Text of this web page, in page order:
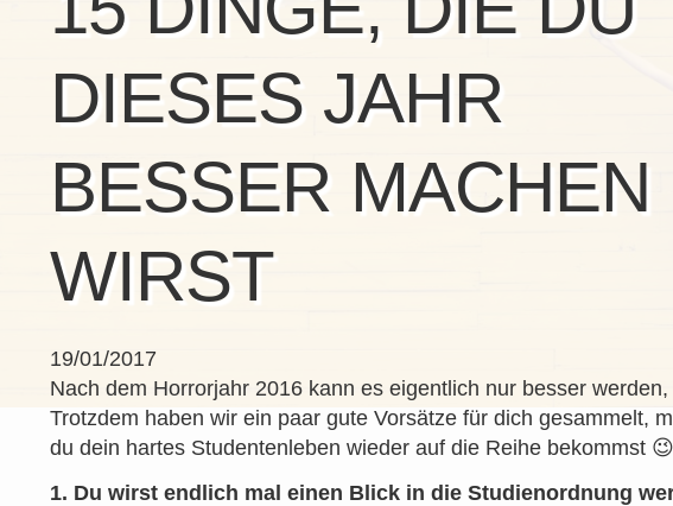
DIESES JAHR
BESSER MACHEN
WIRST
19/01/2017
Nach dem Horrorjahr 2016 kann es eigentlich nur besser
Trotzdem haben wir ein paar gute Vorsätze für dich gesammelt,
du dein hartes Studentenleben wieder auf die Reihe bekommst 😉
1. Du wirst endlich mal einen Blick in die Studienordnung